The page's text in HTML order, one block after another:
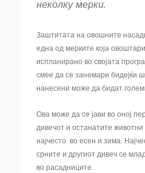
неколку мерки.
Заштитата на овошните
една од мерките која
испланирано во својата
смее да се занемари бидејќи
нанесени може да бидат
Ова може да се јави во оној
дивечот и останатите
најчесто во есен и зима.
срните и другиот дивеч се
во расадниците.